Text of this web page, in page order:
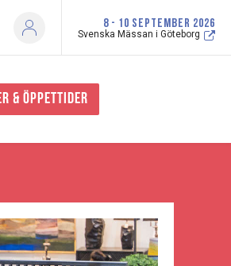
8 - 10 SEPTEMBER 2026
Svenska Mässan i Göteborg
& öppettider